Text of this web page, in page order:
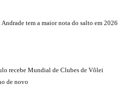
Andrade tem a maior nota do salto em 2026
recebe Mundial de Clubes de Vôlei
de novo